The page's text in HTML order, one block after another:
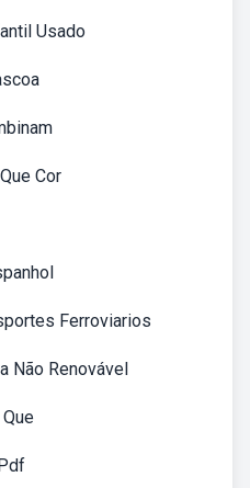
Usado
Cor
Ferroviarios
Não Renovável